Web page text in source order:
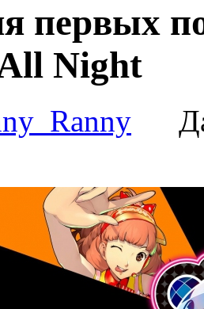
первых
Night